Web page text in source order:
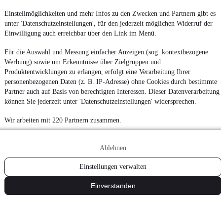
Einstellmöglichkeiten und mehr Infos zu den Zwecken und Partnern gibt es
unter 'Datenschutzeinstellungen', für den jederzeit möglichen Widerruf der
Einwilligung auch erreichbar über den Link im Menü.
Für die Auswahl und Messung einfacher Anzeigen (sog. kontextbezogene
Werbung) sowie um Erkenntnisse über Zielgruppen und
Produktentwicklungen zu erlangen, erfolgt eine Verarbeitung Ihrer
personenbezogenen Daten (z. B. IP-Adresse) ohne Cookies durch bestimmte
Partner auch auf Basis von berechtigten Interessen. Dieser Datenverarbeitung
können Sie jederzeit unter 'Datenschutzeinstellungen' widersprechen.
Wir arbeiten mit 220 Partnern zusammen.
Ablehnen
Einstellungen verwalten
Einverstanden